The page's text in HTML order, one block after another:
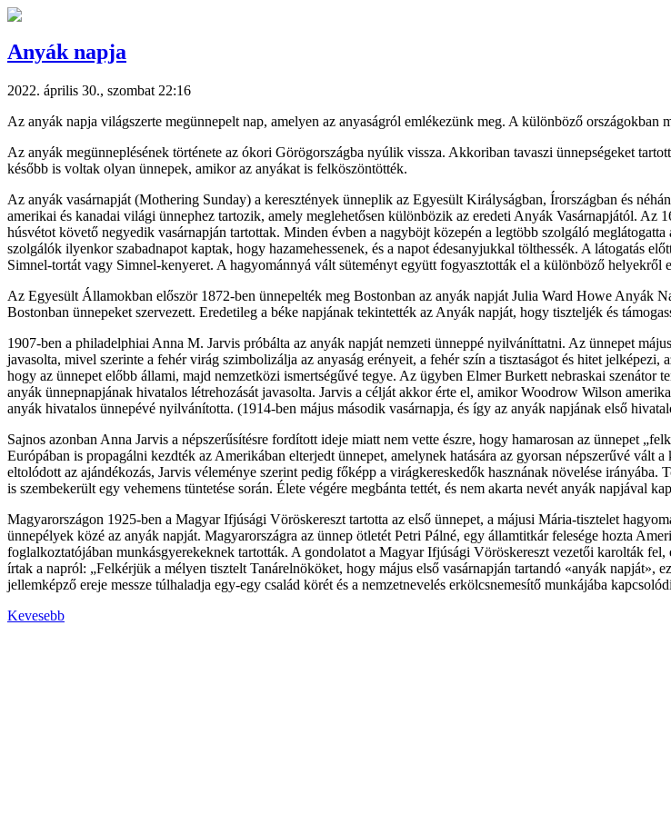
Anyák napja
2022. április 30., szombat 22:16
Az anyák napja világszerte megünnepelt nap, amelyen az anyaságról emlékezünk meg. A különböző országokban
Az anyák megünneplésének története az ókori Görögországba nyúlik vissza. Akkoriban tavaszi ünnepségeket
később is voltak olyan ünnepek, amikor az anyákat is felköszöntötték.
Az anyák vasárnapját (Mothering Sunday) a keresztények ünneplik az Egyesült Királyságban, Írországban és
amerikai és kanadai világi ünnephez tartozik, amely meglehetősen különbözik az eredeti Anyák Vasárnapjától.
húsvétot követő negyedik vasárnapján tartottak. Minden évben a nagyböjt közepén a legtöbb szolgáló
szolgálók ilyenkor szabadnapot kaptak, hogy hazamehessenek, és a napot édesanyjukkal tölthessék. A látogatás
Simnel-tortát vagy Simnel-kenyeret. A hagyománnyá vált süteményt együtt fogyasztották el a különböző helyekről
Az Egyesült Államokban először 1872-ben ünnepelték meg Bostonban az anyák napját Julia Ward Howe Anyák
Bostonban ünnepeket szervezett. Eredetileg a béke napjának tekintették az Anyák napját, hogy tiszteljék és
1907-ben a philadelphiai Anna M. Jarvis próbálta az anyák napját nemzeti ünneppé nyilváníttatni. Az ünnepet
javasolta, mivel szerinte a fehér virág szimbolizálja az anyaság erényeit, a fehér szín a tisztaságot és hitet jelképezi,
hogy az ünnepet előbb állami, majd nemzetközi ismertségűvé tegye. Az ügyben Elmer Burkett nebraskai szenátor
anyák ünnepnapjának hivatalos létrehozását javasolta. Jarvis a célját akkor érte el, amikor Woodrow Wilson
anyák hivatalos ünnepévé nyilvánította. (1914-ben május második vasárnapja, és így az anyák napjának első
Sajnos azonban Anna Jarvis a népszerűsítésre fordított ideje miatt nem vette észre, hogy hamarosan az ünnepet
Európában is propagálni kezdték az Amerikában elterjedt ünnepet, amelynek hatására az gyorsan népszerűvé vált
eltolódott az ajándékozás, Jarvis véleménye szerint pedig főképp a virágkereskedők hasznának növelése
is szembekerült egy vehemens tüntetése során. Élete végére megbánta tettét, és nem akarta nevét anyák napjával
Magyarországon 1925-ben a Magyar Ifjúsági Vöröskereszt tartotta az első ünnepet, a májusi Mária-tisztelet
ünnepélyek közé az anyák napját. Magyarországra az ünnep ötletét Petri Pálné, egy államtitkár felesége hozta
foglalkoztatójában munkásgyerekeknek tartották. A gondolatot a Magyar Ifjúsági Vöröskereszt vezetői karolták fel,
írtak a napról: „Felkérjük a mélyen tisztelt Tanárelnököket, hogy május első vasárnapján tartandó «anyák
jellemképző ereje messze túlhaladja egy-egy család körét és a nemzetnevelés erkölcsnemesítő munkájába
Kevesebb